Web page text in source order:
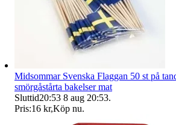
Midsommar Svenska Flaggan 50 st på
smörgåstårta bakelser mat
Sluttid20:53 8 aug 20:53.
Pris:16 kr,Köp nu.